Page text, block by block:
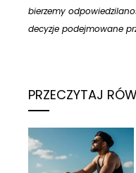
bierzemy
decyzje podejmowane
PRZECZYTAJ